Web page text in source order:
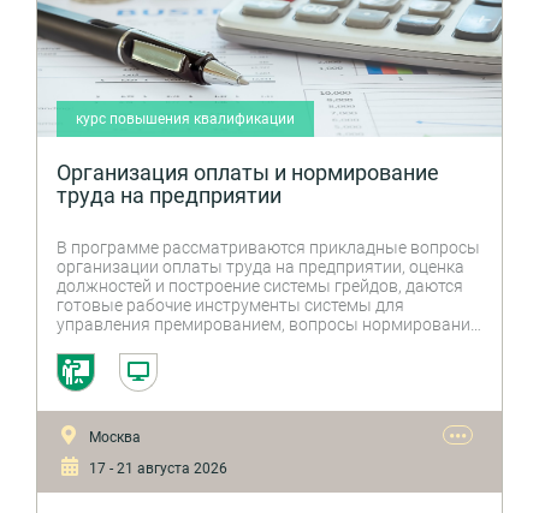
курс повышения квалификации
Организация оплаты и нормирование
труда на предприятии
В программе рассматриваются прикладные вопросы
организации оплаты труда на предприятии, оценка
должностей и построение системы грейдов, даются
готовые рабочие инструменты системы для
управления премированием, вопросы нормирования
времени и методы их изучения, установление норм
труда, определение потерь рабочего времени,
Москва
17 - 21 августа 2026
•••